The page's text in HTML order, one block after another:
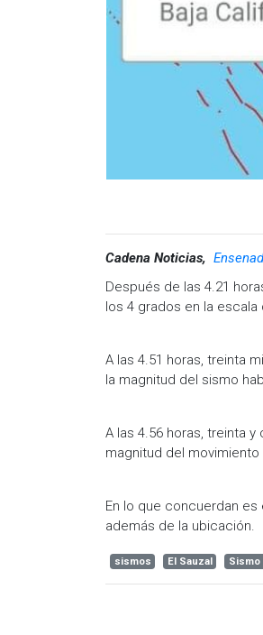
Cadena Noticias,
Después de las 4.21
los 4 grados en la escala
A las 4.51 horas, treinta
la magnitud del sismo
A las 4.56 horas, treinta
magnitud del
En lo que concuerdan
además de la ubicación.
sismos El Sauzal Sismo